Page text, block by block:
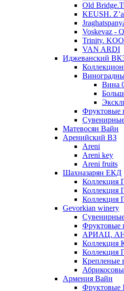
Old
KEUSH.
Voskevaz -
Trinity.
VAN ARDI
Иджеванский
Вина
Фруктовые
Матевосян Вайн
Аренийский ВЗ
Areni
Areni key
Areni fruits
Шахназарян ЕКД
Коллекция
Коллекция
Коллекция
Gevorkian winery
Фруктовые
АРИАЦ.
Коллекция
Крепленые
Армения Вайн
Фруктовые